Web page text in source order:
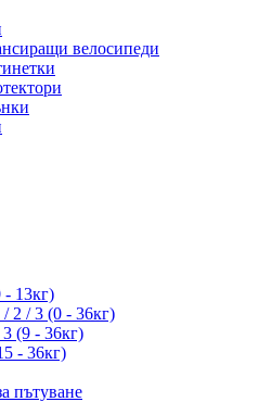
велосипеди
13кг)
2 / 3 (0 - 36кг)
(9 - 36кг)
- 36кг)
пътуване